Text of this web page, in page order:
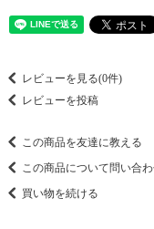
レビューを見る(0件)
レビューを投稿
この商品を友達に教える
この商品について問い合
買い物を続ける